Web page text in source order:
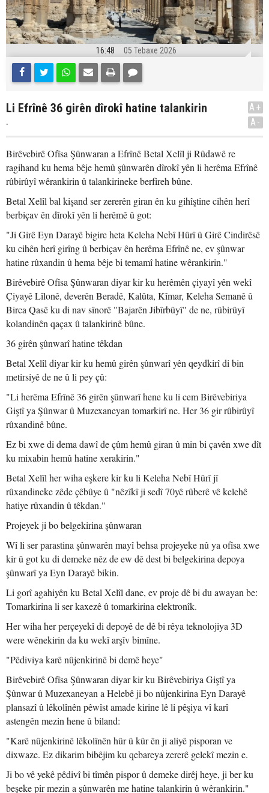
16:48 05 Tebaxe 2026
Li Efrînê 36 girên dîrokî hatine talankirin
.
A+
A-
Birêvebirê Ofîsa Şûnwaran a Efrînê Betal Xelîl ji Rûdawê re
ragihand ku hema bêje hemû şûnwarên dîrokî yên li herêma Efrînê
rûbirûyî wêrankirin û talankirineke berfireh bûne.
Betal Xelîl bal kişand ser zererên giran ên ku gihîştine cihên herî
berbiçav ên dîrokî yên li herêmê û got:
"Ji Girê Eyn Darayê bigire heta Keleha Nebî Hûrî û Girê Cindirêsê
ku cihên herî girîng û berbiçav ên herêma Efrînê ne, ev şûnwar
hatine rûxandin û hema bêje bi temamî hatine wêrankirin."
Birêvebirê Ofîsa Şûnwaran diyar kir ku herêmên çiyayî yên wekî
Çiyayê Lîlonê, deverên Beradê, Kalûta, Kîmar, Keleha Semanê û
Birca Qasê ku di nav sînorê "Bajarên Jibîrbûyî" de ne, rûbirûyî
kolandinên qaçax û talankirinê bûne.
36 girên şûnwarî hatine têkdan
Betal Xelîl diyar kir ku hemû girên şûnwarî yên qeydkirî di bin
metirsiyê de ne û li pey çû:
"Li herêma Efrînê 36 girên şûnwarî hene ku li cem Birêvebiriya
Giştî ya Şûnwar û Muzexaneyan tomarkirî ne. Her 36 gir rûbirûyî
rûxandinê bûne.
Ez bi xwe di dema dawî de çûm hemû giran û min bi çavên xwe dît
ku mixabin hemû hatine xerakirin."
Betal Xelîl her wiha eşkere kir ku li Keleha Nebî Hûrî jî
rûxandineke zêde çêbûye û "nêzîkî ji sedî 70yê rûberê vê kelehê
hatiye rûxandin û têkdan."
Projeyek ji bo belgekirina şûnwaran
Wî li ser parastina şûnwarên mayî behsa projeyeke nû ya ofîsa xwe
kir û got ku di demeke nêz de ew dê dest bi belgekirina depoya
şûnwarî ya Eyn Darayê bikin.
Li gorî agahiyên ku Betal Xelîl dane, ev proje dê bi du awayan be:
Tomarkirina li ser kaxezê û tomarkirina elektronîk.
Her wiha her perçeyekî di depoyê de dê bi rêya teknolojiya 3D
were wênekirin da ku wekî arşîv bimîne.
"Pêdiviya karê nûjenkirinê bi demê heye"
Birêvebirê Ofîsa Şûnwaran diyar kir ku Birêvebiriya Giştî ya
Şûnwar û Muzexaneyan a Helebê ji bo nûjenkirina Eyn Darayê
plansazî û lêkolînên pêwîst amade kirine lê li pêşiya vî karî
astengên mezin hene û biland:
"Karê nûjenkirinê lêkolînên hûr û kûr ên ji aliyê pisporan ve
dixwaze. Ez dikarim bibêjim ku qebareya zererê gelekî mezin e.
Ji bo vê yekê pêdivî bi tîmên pispor û demeke dirêj heye, ji ber ku
beşeke pir mezin a şûnwarên me hatine talankirin û wêrankirin."